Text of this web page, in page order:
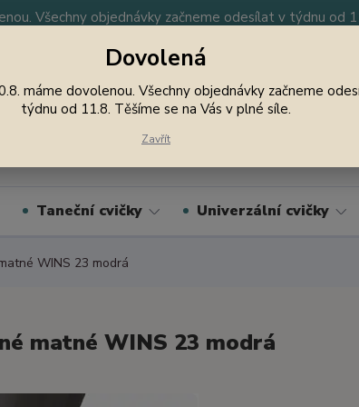
Všechny objednávky začneme odesílat v týdnu od
Nevíte si rady? Zavolejte.
Taneční cvičky Univerzální cvičky
WINS 23 modrá
matné WINS 23 modrá
Dovolená
máme dovolenou. Všechny objednávky začneme
týdnu od 11.8. Těšíme se na Vás v plné síle.
Zavřít